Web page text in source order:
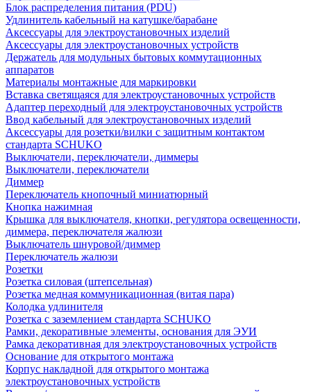
Блок распределения питания (PDU)
Удлинитель кабельный на катушке/барабане
Аксессуары для электроустановочных изделий
Аксессуары для электроустановочных устройств
Держатель для модульных бытовых коммутационных
аппаратов
Материалы монтажные для маркировки
Вставка светящаяся для электроустановочных устройств
Адаптер переходный для электроустановочных устройств
Ввод кабельный для электроустановочных изделий
Аксессуары для розетки/вилки с защитным контактом
стандарта SCHUKO
Выключатели, переключатели, диммеры
Выключатели, переключатели
Диммер
Переключатель кнопочный миниатюрный
Кнопка нажимная
Крышка для выключателя, кнопки, регулятора освещенности,
диммера, переключателя жалюзи
Выключатель шнуровой/диммер
Переключатель жалюзи
Розетки
Розетка силовая (штепсельная)
Розетка медная коммуникационная (витая пара)
Колодка удлинителя
Розетка с заземлением стандарта SCHUKO
Рамки, декоративные элементы, основания для ЭУИ
Рамка декоративная для электроустановочных устройств
Основание для открытого монтажа
Корпус накладной для открытого монтажа
электроустановочных устройств